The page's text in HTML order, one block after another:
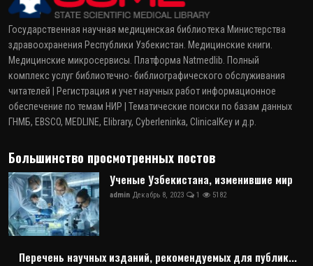
Государственная научная медицинская библиотека Министерства
здравоохранения Республики Узбекистан. Медицинские книги.
Медицинские микросервисы. Платформа Natmedlib. Полный
комплекс услуг библиотечно- библиографического обслуживания
читателей | Регистрация и учет научных работ информационное
обеспечение по темам НИР | Тематические поиски по базам данных
ГНМБ, EBSCO, MEDLINE, Elibrary, Cyberleninka, ClinicalKey и д.р.
Большинство просмотренных постов
Ученые Узбекистана, изменившие мир
admin Декабрь 8, 2023 1 5182
Перечень научных изданий, рекомендуемых для публик...